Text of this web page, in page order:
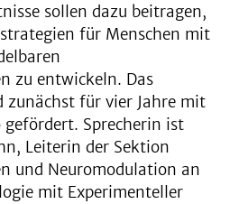
sollen dazu beitragen,
für Menschen mit
zu entwickeln. Das
zunächst für vier Jahre mit
Sprecherin ist
Leiterin der Sektion
und Neuromodulation an
mit Experimenteller